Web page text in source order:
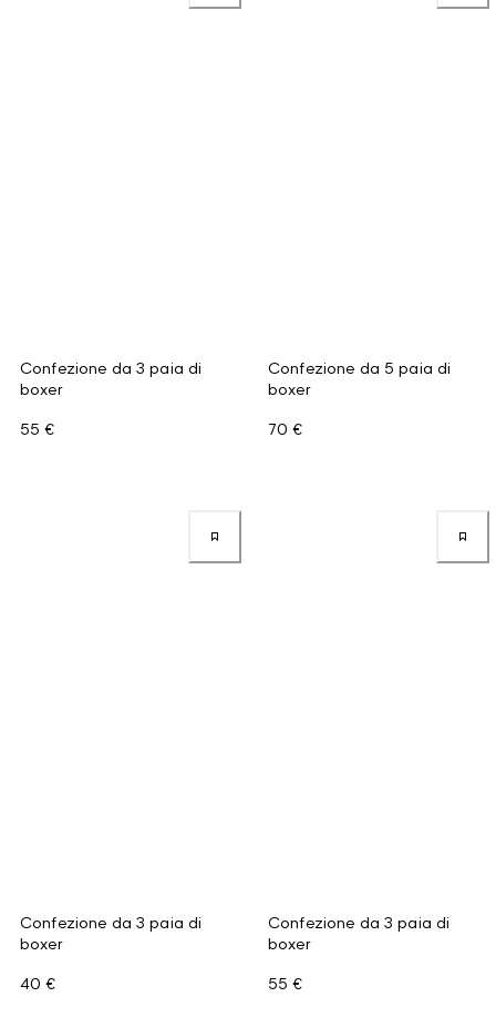
Confezione da 3 paia di
boxer
55 €
Confezione da 5 paia di
boxer
70 €
Confezione da 3 paia di
boxer
40 €
Confezione da 3 paia di
boxer
55 €